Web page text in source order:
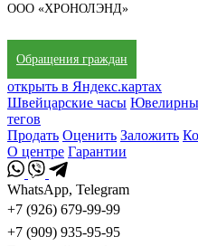
ООО «ХРОНОЛЭНД»
Обращения граждан
открыть в Яндекс.картах
Швейцарские часы
тегов
Продать Оценить Заложить
О центре Гарантии
WhatsApp, Telegram
+7 (926) 679-99-99
+7 (909) 935-95-95